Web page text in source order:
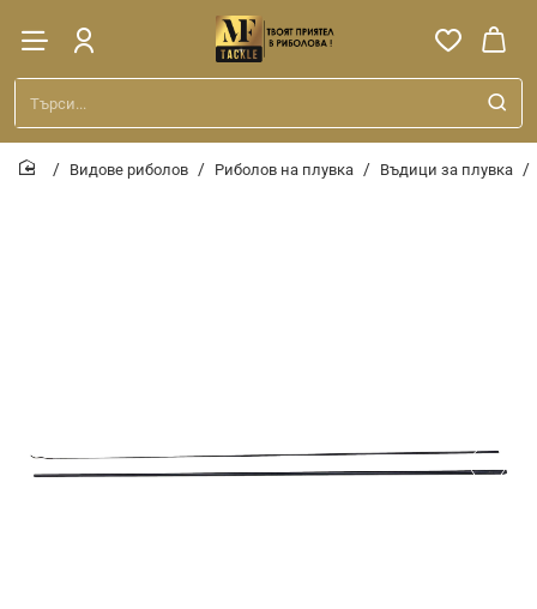
Търси...
Видове риболов Риболов на плувка Въдици за плувка